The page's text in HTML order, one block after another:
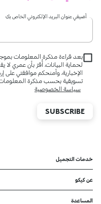
أضيفي عنوان البريد الإلكتروني الخاص بكِ
الإخبارية، وأمنحكم موافقتي على
تسويقية بحسب مذكرة
سياسة الخصوصية
SUBSCRIBE
خدمات التجميل
عن كيكو
المساعدة